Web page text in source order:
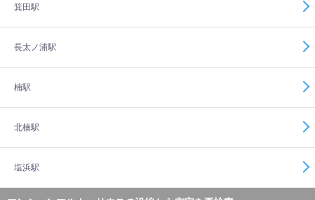
箕田駅
長太ノ浦駅
楠駅
北楠駅
塩浜駅